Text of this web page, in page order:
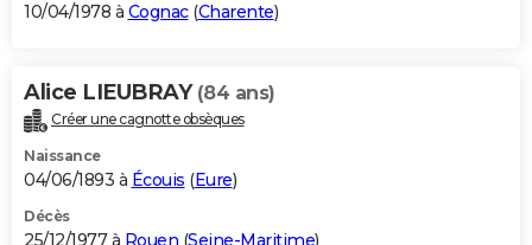
10/04/1978 à Cognac(Charente)
Alice LIEUBRAY (84 ans)
Créer une cagnotte obsèques
Naissance
04/06/1893 à Écouis (Eure)
Décès
25/12/1977 à Rouen (Seine-Maritime)